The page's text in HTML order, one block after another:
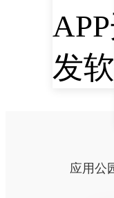
应用公